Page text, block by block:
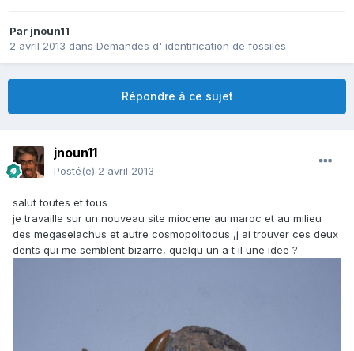
Par jnoun11
2 avril 2013 dans Demandes d' identification de fossiles
Répondre à ce sujet
jnoun11
Posté(e) 2 avril 2013
salut toutes et tous
je travaille sur un nouveau site miocene au maroc et au milieu
des megaselachus et autre cosmopolitodus ,j ai trouver ces deux
dents qui me semblent bizarre, quelqu un a t il une idee ?